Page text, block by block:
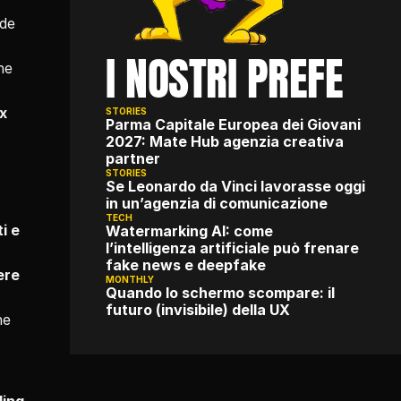
e
I NOSTRI PREFE
STORIES
Parma Capitale Europea dei Giovani
2027: Mate Hub agenzia creativa
partner
STORIES
Se Leonardo da Vinci lavorasse oggi
in un’agenzia di comunicazione
TECH
Watermarking AI: come
l’intelligenza artificiale può frenare
fake news e deepfake
MONTHLY
Quando lo schermo scompare: il
futuro (invisibile) della UX